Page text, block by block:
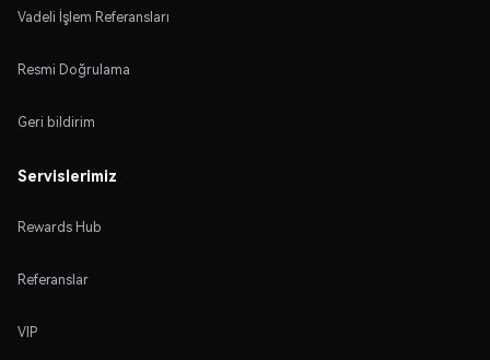
Vadeli İşlem Referansları
Resmi Doğrulama
Geri bildirim
Servislerimiz
Rewards Hub
Referanslar
VIP